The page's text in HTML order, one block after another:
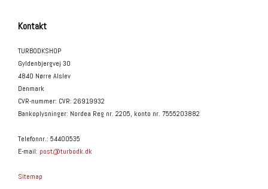
Kontakt
TURBODKSHOP
Gyldenbjergvej 30
4840 Nørre Alslev
Denmark
CVR-nummer: CVR: 26919932
Bankoplysninger: Nordea Reg nr. 2205, konto nr. 7555203882
Telefonnr.: 54400535
E-mail: post@turbodk.dk
Sitemap